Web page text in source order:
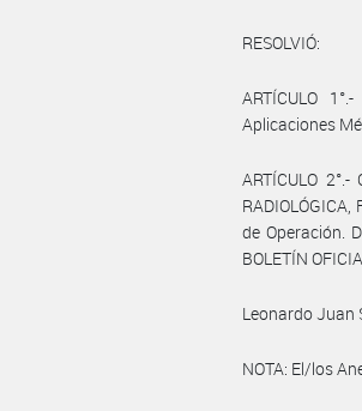
RESOLVIÓ:
ARTÍCULO
Aplicaciones
ARTÍCULO
de Operación.
BOLETÍN
Leonardo Juan
NOTA: El/los